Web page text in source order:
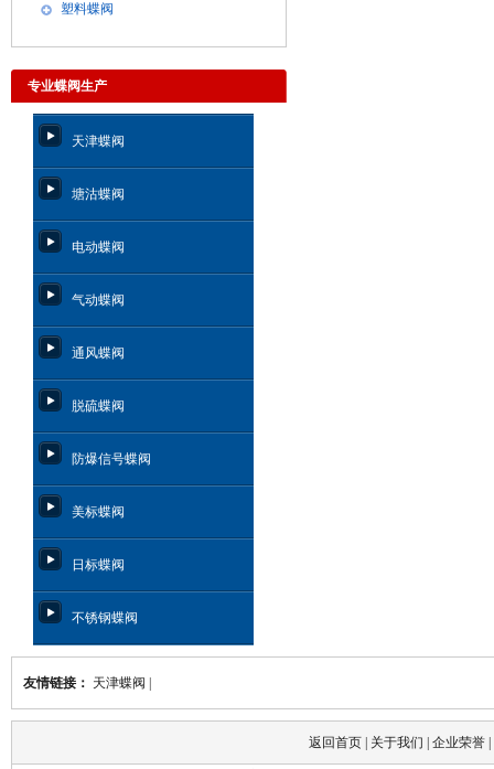
塑料蝶阀
专业蝶阀生产
天津蝶阀
塘沽蝶阀
电动蝶阀
气动蝶阀
通风蝶阀
脱硫蝶阀
防爆信号蝶阀
美标蝶阀
日标蝶阀
不锈钢蝶阀
友情链接： 天津蝶阀
返回首页 关于我们 企业荣誉